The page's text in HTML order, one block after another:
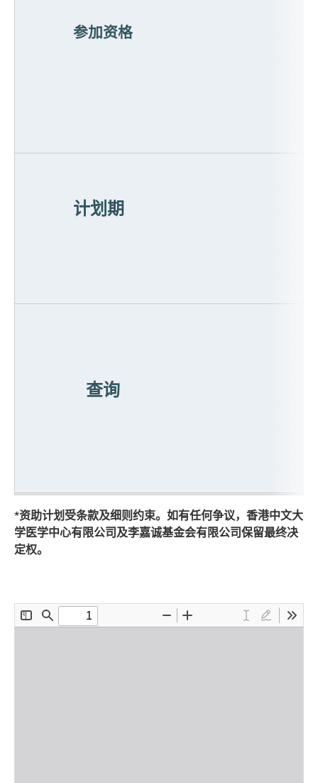
参加资格
计划期
查询
*资助计划受条款及细则约束。如有任何争议，香港中文大
学医学中心有限公司及李嘉诚基金会有限公司保留最终决
定权。